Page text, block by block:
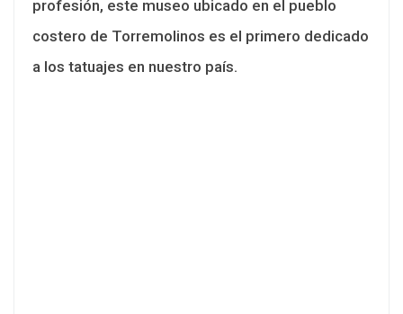
profesión, este museo ubicado en el pueblo
costero de Torremolinos es el primero dedicado
a los tatuajes en nuestro país.